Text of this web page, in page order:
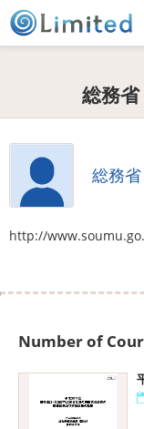
総務
総務
http://
Number of